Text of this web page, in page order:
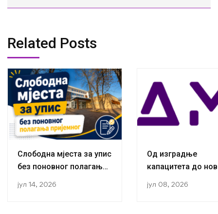
Related Posts
Слободна мјеста за упис
без поновног полагања
јул 14, 2026
Од изградње
капацитета до
јул 08, 2026